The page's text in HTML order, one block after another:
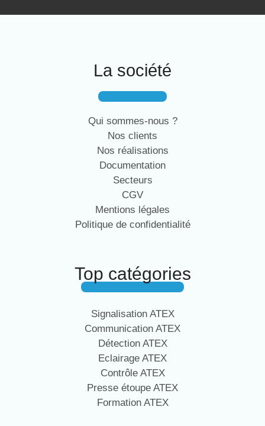
La société
Qui sommes-nous ?
Nos clients
Nos réalisations
Documentation
Secteurs
CGV
Mentions légales
Politique de confidentialité
Top catégories
Signalisation ATEX
Communication ATEX
Détection ATEX
Eclairage ATEX
Contrôle ATEX
Presse étoupe ATEX
Formation ATEX